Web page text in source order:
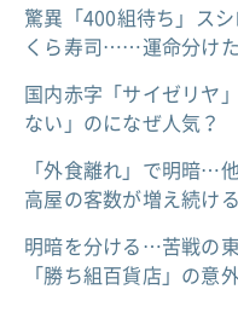
驚異「400組待ち」ス
くら寿司……運命分け
国内赤字「サイゼリヤ
ない」のになぜ人気？
「外食離れ」で明暗…
高屋の客数が増え続け
明暗を分ける…苦戦の
「勝ち組百貨店」の意